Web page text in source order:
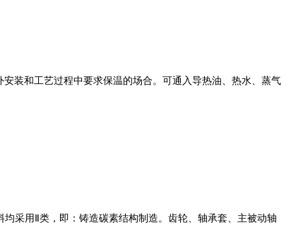
装和工艺过程中要求保温的场合。可通入导热油、热水、蒸气
采用Ⅱ类，即：铸造碳素结构制造。齿轮、轴承套、主被动轴